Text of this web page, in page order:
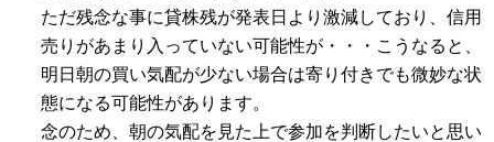
ただ残念な事に貸株残が発表日より激減しており、信用
売りがあまり入っていない可能性が・・・こうなると、
明日朝の買い気配が少ない場合は寄り付きでも微妙な状
態になる可能性があります。
念のため、朝の気配を見た上で参加を判断したいと思い